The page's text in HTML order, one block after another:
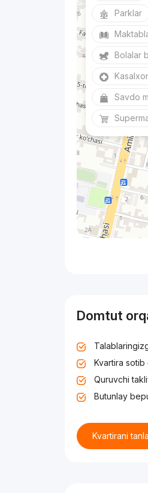
Parklar
Bolalar
Savdo
Domtut
Kvartira
Quruvchi
Butunlay
Kvartirani